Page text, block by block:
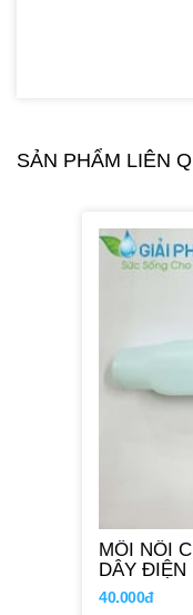
SẢN PHẨM LIÊN
MỐI NỐI
DÂY ĐIỆN
40.000đ